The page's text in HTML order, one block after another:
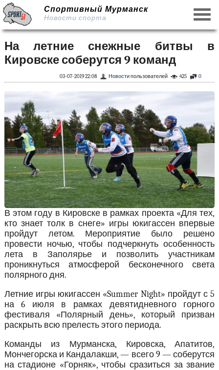
Спортивный Мурманск
Новости спорта
На летние снежные битвы в
Кировске соберутся 9 команд
0
425
Новостипользователей
03-07-2019 22:08
В этом году в Кировске в рамках проекта «Для тех,
кто знает толк в снеге» игры юкигассен впервые
пройдут летом. Мероприятие было решено
провести ночью, чтобы подчеркнуть особенность
лета в Заполярье и позволить участникам
проникнуться атмосферой бесконечного света
полярного дня.
Летние игры юкигассен «Summer Night» пройдут с 5
на 6 июля в рамках девятидневного горного
фестиваля «Полярный день», который призван
раскрыть всю прелесть этого периода.
Команды из Мурманска, Кировска, Апатитов,
Мончегорска и Кандалакши, — всего 9 — соберутся
на стадионе «Горняк», чтобы сразиться за звание